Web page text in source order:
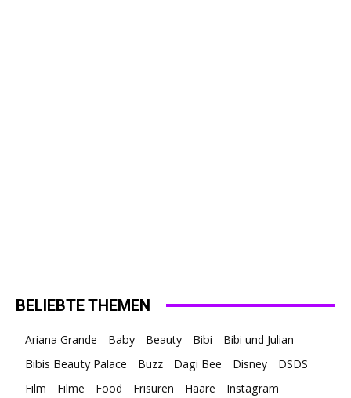
BELIEBTE THEMEN
Ariana Grande Baby Beauty Bibi Bibi und Julian
Bibis Beauty Palace Buzz Dagi Bee Disney
DSDS
Film
Filme Food Frisuren Haare
Instagram